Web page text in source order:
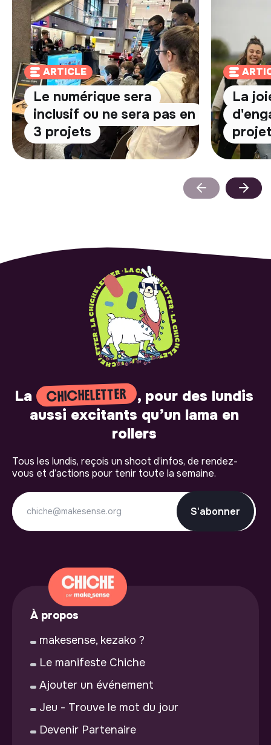
ARTICLE
Le numérique sera
inclusif ou ne sera pas en
3 projets
La
La CHICHELETTER
, pour des lundis
aussi excitants qu’un lama en
rollers
Tous les lundis, reçois un shoot d’infos, de rendez-
vous et d’actions pour tenir toute la semaine.
S'abonner
À propos
makesense, kezako ?
Le manifeste Chiche
Ajouter un événement
Jeu - Trouve le mot du jour
Devenir Partenaire